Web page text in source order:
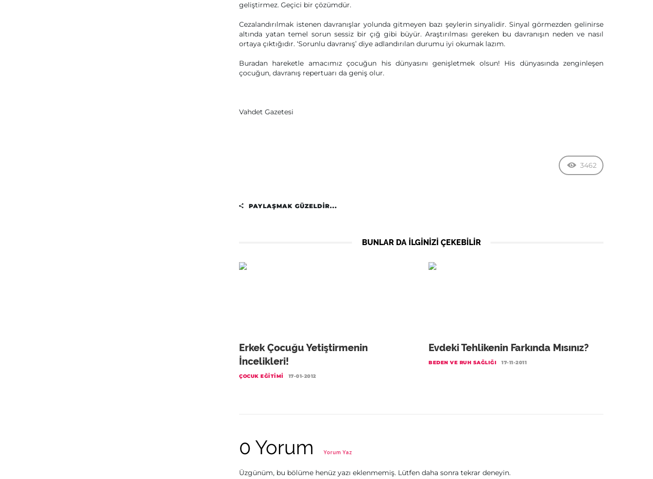
geliştirmez. Geçici bir çözümdür.
Cezalandırılmak istenen davranışlar yolunda gitmeyen bazı şeylerin sinyalidir. Sinyal görmezden gelinirse
altında yatan temel sorun sessiz bir çığ gibi büyür. Araştırılması gereken bu davranışın neden ve nasıl
ortaya çıktığıdır. ‘Sorunlu davranış’ diye adlandırılan durumu iyi okumak lazım.
Buradan hareketle amacımız çocuğun his dünyasını genişletmek olsun! His dünyasında zenginleşen
çocuğun, davranış repertuarı da geniş olur.
Vahdet Gazetesi
3462
PAYLAŞMAK GÜZELDIR...
BUNLAR DA ILGINIZI ÇEKEBILIR
Erkek Çocuğu Yetiştirmenin
İncelikleri!
ÇOCUK EĞITIMI 17-01-2012
Evdeki Tehlikenin Farkında Mısınız?
BEDEN VE RUH SAĞLIĞI 17-11-2011
0 Yorum Yorum Yaz
Üzgünüm, bu bölüme henüz yazı eklenmemiş. Lütfen daha sonra tekrar deneyin.